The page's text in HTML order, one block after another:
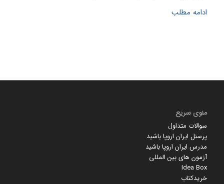
ادامه مطلب
منوی سریع
سوالات متداول
پرسنل ایران اروپا باشید
مدرس ایران اروپا باشید
آزمون های بین المللی
Idea Box
خریدکتاب